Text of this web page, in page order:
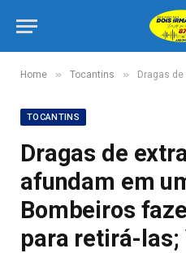
Home » Tocantins » Dragas de extração de
TOCANTINS
Dragas de
afundam em
Bombeiros
para retirá-las;